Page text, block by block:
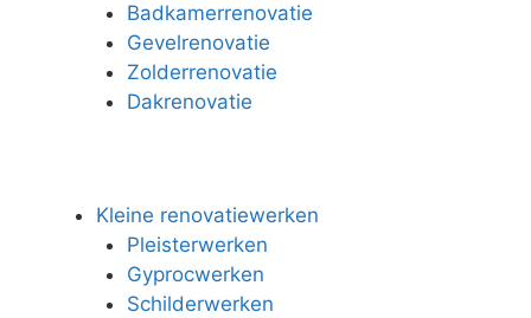
Badkamerrenovatie
Gevelrenovatie
Zolderrenovatie
Dakrenovatie
Kleine renovatiewerken
Pleisterwerken
Gyprocwerken
Schilderwerken